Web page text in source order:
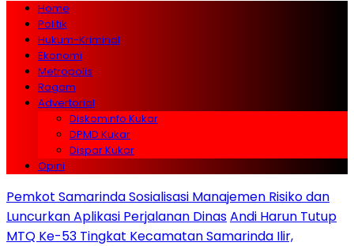
Home
Politik
Hukum-Kriminal
Ekonomi
Metropolis
Ragam
Advertorial
Diskominfo Kukar
DPMD Kukar
Dispar Kukar
Opini
Pemkot Samarinda Sosialisasi Manajemen Risiko dan
Luncurkan Aplikasi Perjalanan DinasAndi Harun Tutup
MTQ Ke-53 Tingkat Kecamatan Samarinda Ilir,